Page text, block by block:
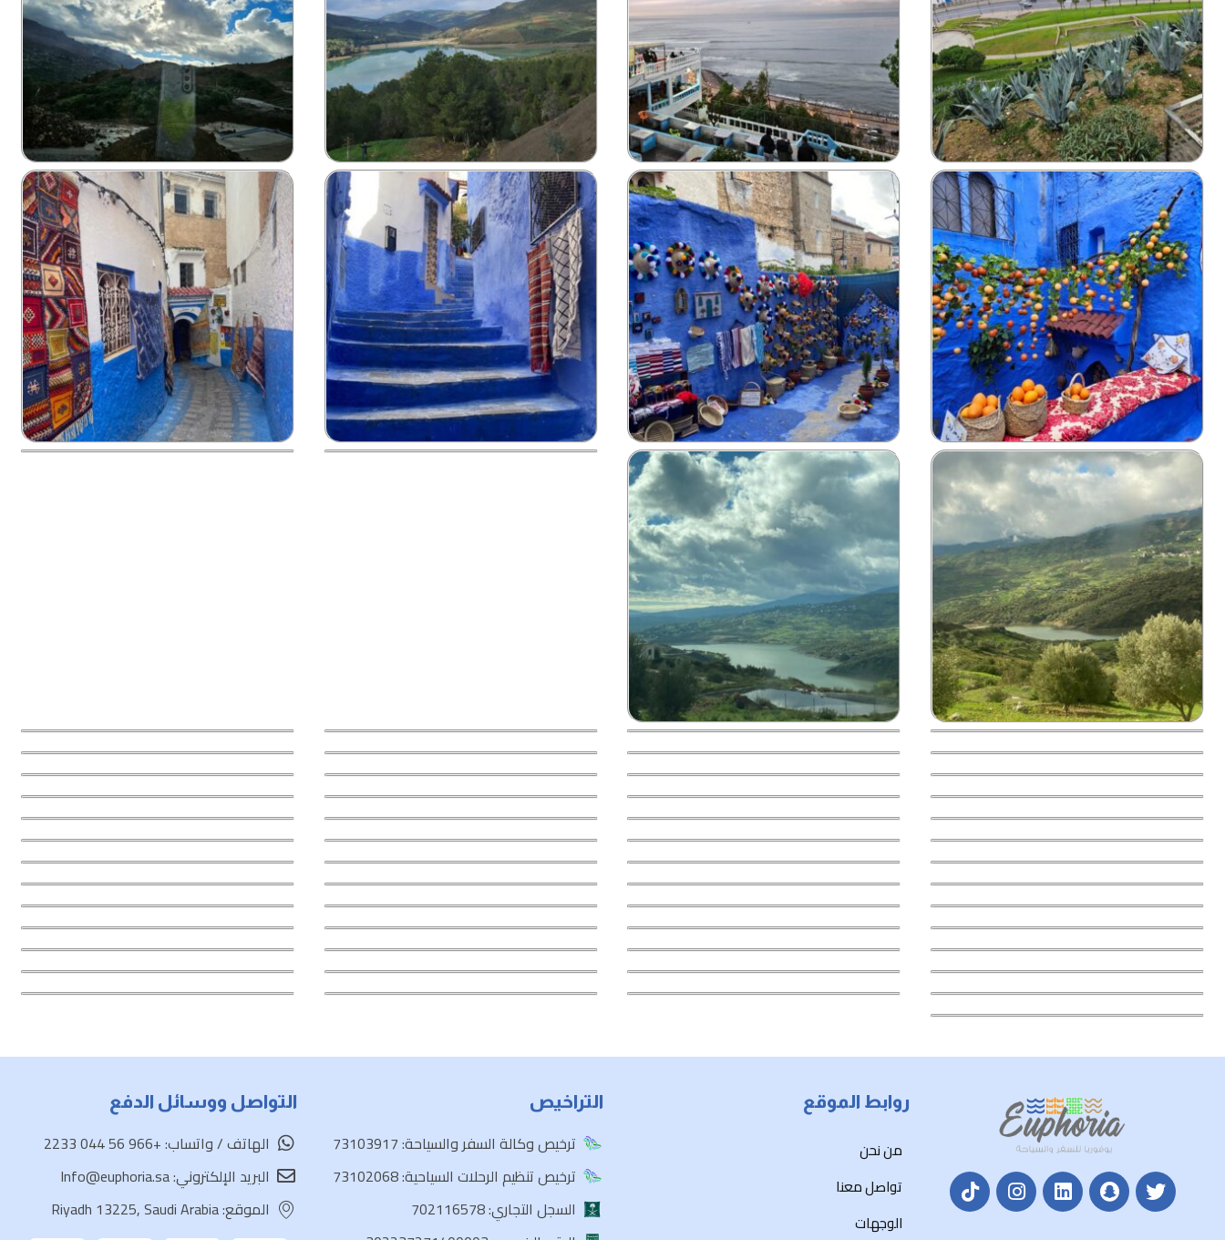
روابط الموقع
من نحن
تواصل معنا
الوجهات
التراخيص
ترخيص وكالة السفر والسياحة: 73103917
ترخيص تنظيم الرحلات السياحية: 73102068
السجل التجاري: 702116578
التواصل ووسائل الدفع
الهاتف / واتساب: +966 56 044 2233
البريد الإلكتروني: Info@euphoria.sa
الموقع: Riyadh 13225, Saudi Arabia